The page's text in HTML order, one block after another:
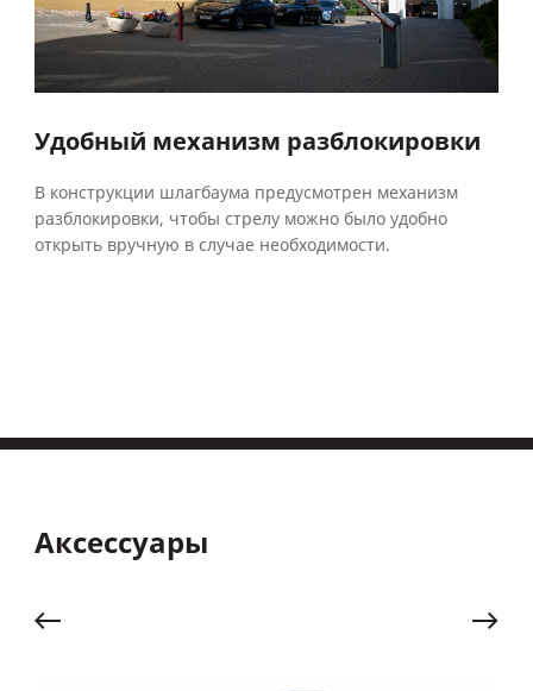
Удобный механизм разблокировки
В конструкции шлагбаума предусмотрен механизм
разблокировки, чтобы стрелу можно было удобно
открыть вручную в случае необходимости.
Аксессуары